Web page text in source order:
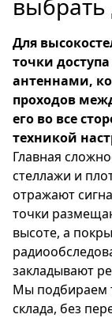
выбрать
Для
точки
антеннами,
проходов
его во все
техникой
Главная
стеллажи и
отражают
точки
высоте, а
закладывают
Мы подбираем
склада, без